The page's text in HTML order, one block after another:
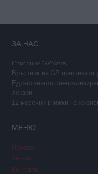
ЗА НАС
Списание GPNews
Връстник на GP практиката
Единственото
лекари
12 месечни книжки на
МЕНЮ
Начало
За нас
Контакти